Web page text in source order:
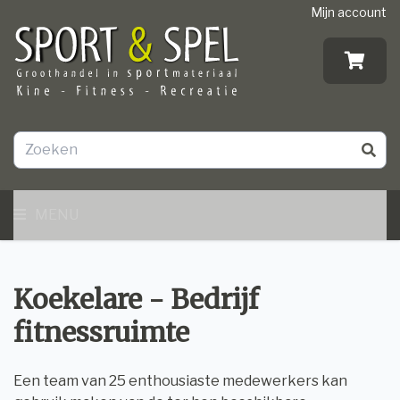
Mijn account
Koekelare - Bedrijf
fitnessruimte
Een team van 25 enthousiaste medewerkers kan